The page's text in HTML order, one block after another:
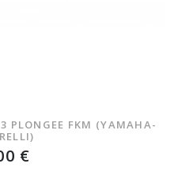
PLONGEE FKM (YAMAHA-
€